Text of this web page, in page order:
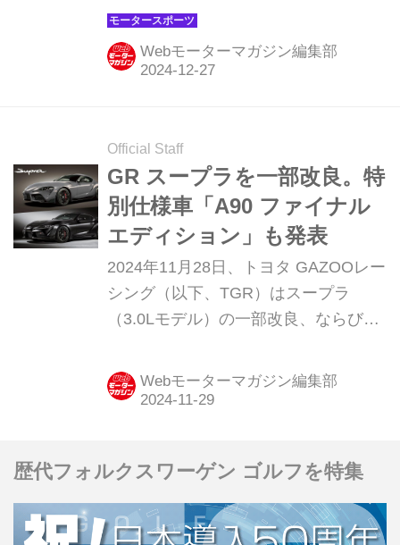
メッセで開催される「東京オートサロ
ン2025（以下、TAS2025）」に出展す
る概要を発表した。
Webモーターマガジン編集部
Official Staff
GR スープラを一部改良。特
別仕様車「A90 ファイナル
エディション」も発表
2024年11月28日、トヨタ GAZOOレー
シング（以下、TGR）はスープラ
（3.0Lモデル）の一部改良、ならびに
ョン（Final Edition）」を発表した。
（ここで紹介している画像は、すべて
Webモーターマガジン編集部
歴代フォルクスワーゲン ゴルフを特集